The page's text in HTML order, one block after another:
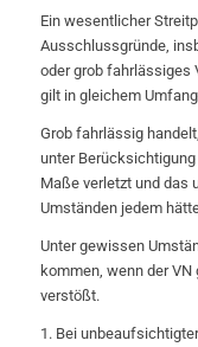
Ein wesentlicher
Ausschlussgründe,
oder grob fahrlässiges
gilt in gleichem
Grob fahrlässig
unter
Maße verletzt und das
Umständen jedem
Unter gewissen
kommen, wenn der
verstößt.
1. Bei